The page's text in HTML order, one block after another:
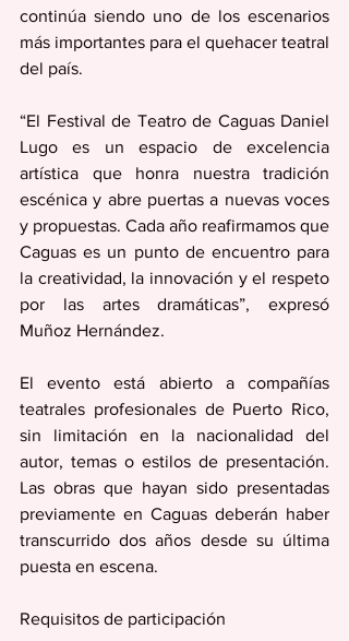
continúa siendo uno de los escenarios
más importantes para el quehacer teatral
del país.
“El Festival de Teatro de Caguas Daniel
Lugo es un espacio de excelencia
artística que honra nuestra tradición
escénica y abre puertas a nuevas voces
y propuestas. Cada año reafirmamos que
Caguas es un punto de encuentro para
la creatividad, la innovación y el respeto
por las artes dramáticas”, expresó
Muñoz Hernández.
El evento está abierto a compañías
teatrales profesionales de Puerto Rico,
sin limitación en la nacionalidad del
autor, temas o estilos de presentación.
Las obras que hayan sido presentadas
previamente en Caguas deberán haber
transcurrido dos años desde su última
puesta en escena.
Requisitos de participación